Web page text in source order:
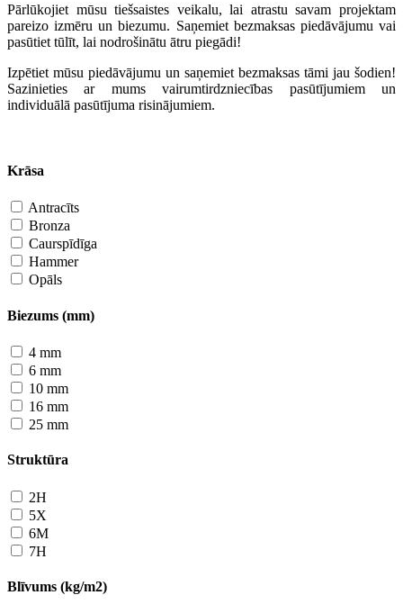
Pārlūkojiet mūsu tiešsaistes veikalu, lai atrastu savam projektam
pareizo izmēru un biezumu. Saņemiet bezmaksas piedāvājumu vai
pasūtiet tūlīt, lai nodrošinātu ātru piegādi!
Izpētiet mūsu piedāvājumu un saņemiet bezmaksas tāmi jau šodien!
Sazinieties ar mums vairumtirdzniecības pasūtījumiem un
individuālā pasūtījuma risinājumiem.
Krāsa
Antracīts
Bronza
Caurspīdīga
Hammer
Opāls
Biezums (mm)
4 mm
6 mm
10 mm
16 mm
25 mm
Struktūra
2H
5X
6M
7H
Blīvums (kg/m2)